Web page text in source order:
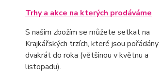
Trhy a akce na kterých prodáváme
S našim zbožím se můžete setkat na
Krajkářských trzích, které jsou pořádány
dvakrát do roka (většinou v květnu a
listopadu).